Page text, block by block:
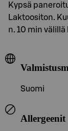
Kypsä
Laktoositon.
n. 10 min
Suomi
Allergeenit